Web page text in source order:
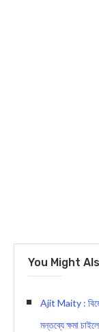
You Might
Ajit Maity :
মন্তব্যে ক্ষমা